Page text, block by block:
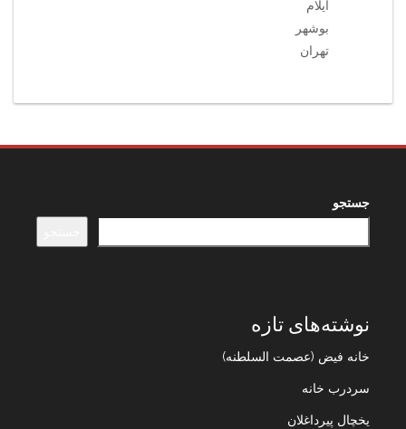
ایلام
بوشهر
تهران
جستجو
نوشته‌های تازه
خانه فیض (عصمت السلطنه)
سردرب خانه
یخچال پیرداغلان